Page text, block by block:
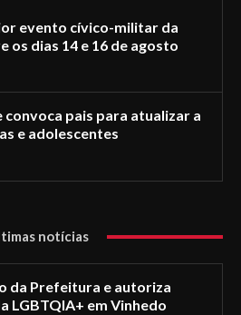
evento cívico-militar da
os dias 14 e 16 de agosto
convoca pais para atualizar a
e adolescentes
notícias
da Prefeitura e autoriza
LGBTQIA+ em Vinhedo